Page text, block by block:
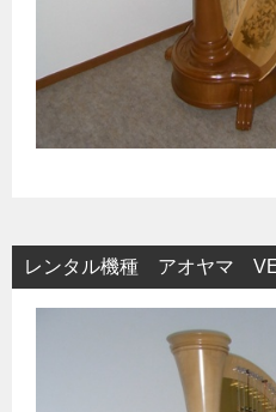
レンタル機種 アオヤマ